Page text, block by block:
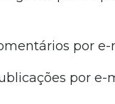
por e-
por e-